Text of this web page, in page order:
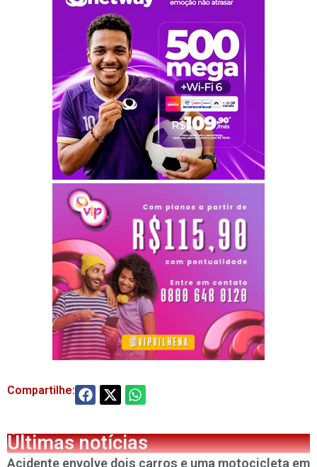
Compartilhe:
Últimas notícias
Acidente envolve dois carros e uma motocicleta em